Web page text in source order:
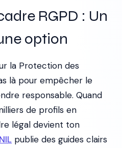
RGPD : Un
option
la Protection des
là pour empêcher le
responsable. Quand
de profils en
légal devient ton
publie des guides clairs